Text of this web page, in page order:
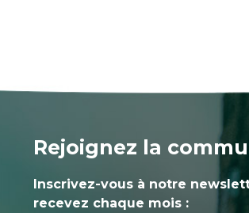
Rejoignez la
Inscrivez-vous à notre
recevez chaque mois :